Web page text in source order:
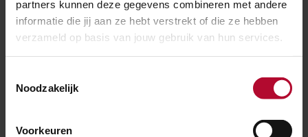
partners kunnen deze gegevens combineren met andere
informatie die jij aan ze hebt verstrekt of die ze hebben
verzameld op basis van jouw gebruik van hun services.
Noodzakelijk
Voorkeuren
Glazen bol